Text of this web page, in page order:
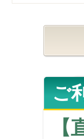
ご